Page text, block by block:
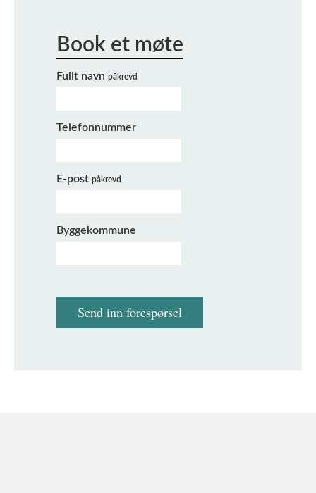
Fullt navn påkrevd
Telefonnummer
E-post påkrevd
Byggekommune
Send inn forespørsel